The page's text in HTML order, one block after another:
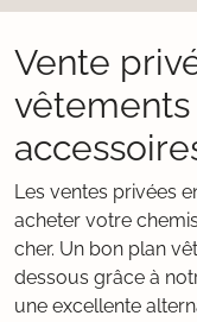
Vente
Les ventes privées
acheter votre
cher. Un bon plan
dessous grâce à
une excellente